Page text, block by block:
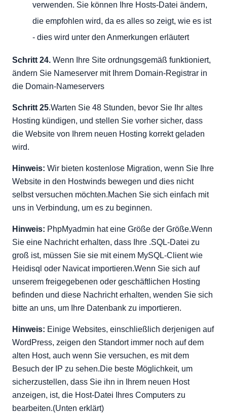
verwenden. Sie können Ihre Hosts-Datei ändern,
die empfohlen wird, da es alles so zeigt, wie es ist
- dies wird unter den Anmerkungen erläutert
Schritt 24. Wenn Ihre Site ordnungsgemäß funktioniert,
ändern Sie Nameserver mit Ihrem Domain-Registrar in
die Domain-Nameservers
Schritt 25.Warten Sie 48 Stunden, bevor Sie Ihr altes
Hosting kündigen, und stellen Sie vorher sicher, dass
die Website von Ihrem neuen Hosting korrekt geladen
wird.
Hinweis: Wir bieten kostenlose Migration, wenn Sie Ihre
Website in den Hostwinds bewegen und dies nicht
selbst versuchen möchten.Machen Sie sich einfach mit
uns in Verbindung, um es zu beginnen.
Hinweis: PhpMyadmin hat eine Größe der Größe.Wenn
Sie eine Nachricht erhalten, dass Ihre .SQL-Datei zu
groß ist, müssen Sie sie mit einem MySQL-Client wie
Heidisql oder Navicat importieren.Wenn Sie sich auf
unserem freigegebenen oder geschäftlichen Hosting
befinden und diese Nachricht erhalten, wenden Sie sich
bitte an uns, um Ihre Datenbank zu importieren.
Hinweis: Einige Websites, einschließlich derjenigen auf
WordPress, zeigen den Standort immer noch auf dem
alten Host, auch wenn Sie versuchen, es mit dem
Besuch der IP zu sehen.Die beste Möglichkeit, um
sicherzustellen, dass Sie ihn in Ihrem neuen Host
anzeigen, ist, die Host-Datei Ihres Computers zu
bearbeiten.(Unten erklärt)